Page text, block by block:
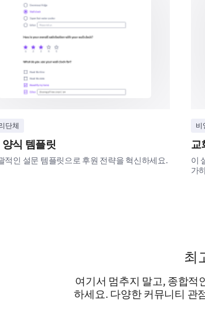
단체
양식 템플릿
적인 설문 템플릿으로 후원 전략을 혁신하세요.
비
교
이
가
최
여기서 멈추지 말고, 종합적
하세요. 다양한 커뮤니티 관